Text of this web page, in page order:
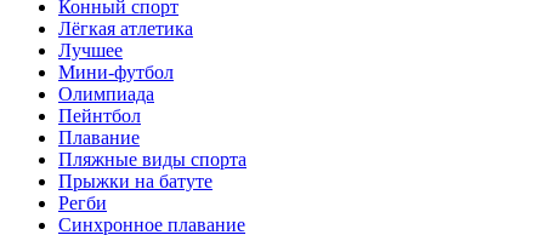
Конный спорт
Лёгкая атлетика
Лучшее
Мини-футбол
Олимпиада
Пейнтбол
Плавание
Пляжные виды спорта
Прыжки на батуте
Регби
Синхронное плавание